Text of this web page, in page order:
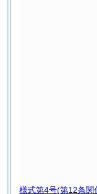
様式第4号(第12条関